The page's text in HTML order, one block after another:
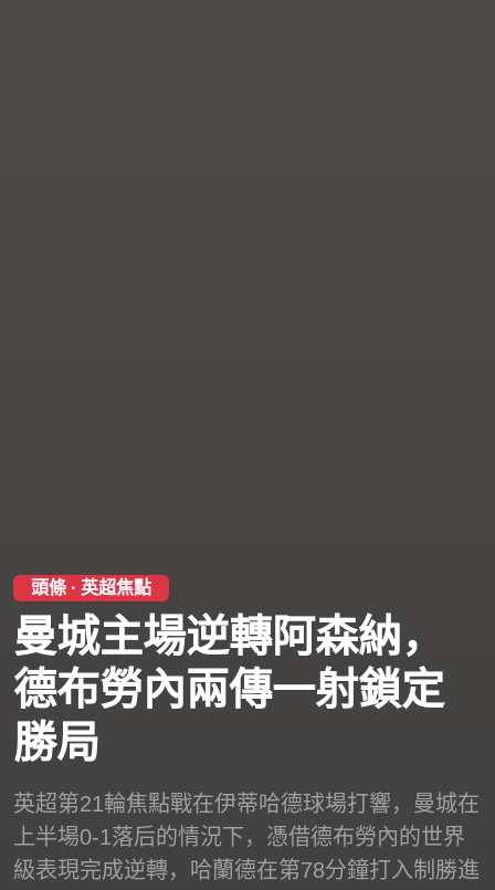
頭條 · 英超焦點
曼城主場逆轉阿森納，
德布勞內兩傳一射鎖定
勝局
英超第21輪焦點戰在伊蒂哈德球場打響，曼城在
上半場0-1落后的情況下，憑借德布勞內的世界
級表現完成逆轉，哈蘭德在第78分鐘打入制勝進